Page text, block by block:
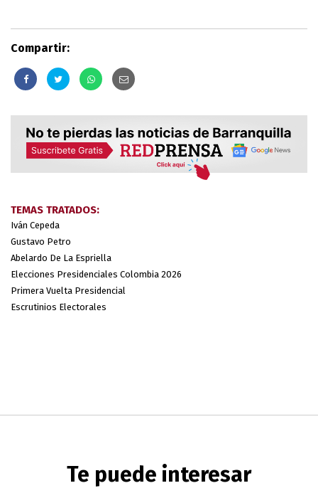
Compartir:
TEMAS TRATADOS:
Iván Cepeda
Gustavo Petro
Abelardo De La Espriella
Elecciones Presidenciales Colombia 2026
Primera Vuelta Presidencial
Escrutinios Electorales
Te puede interesar